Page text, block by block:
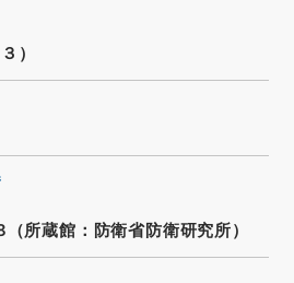
）
所蔵館：防衛省防衛研究所）